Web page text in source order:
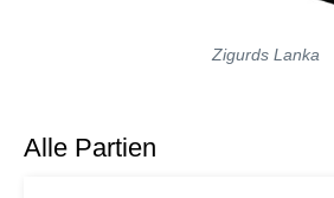
Zigurds Lanka
Alle Partien